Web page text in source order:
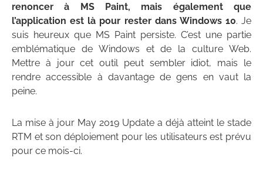
renoncer à MS Paint, mais également que
l’application est là pour rester dans Windows 10. Je
suis heureux que MS Paint persiste. C’est une partie
emblématique de Windows et de la culture Web.
Mettre à jour cet outil peut sembler idiot, mais le
rendre accessible à davantage de gens en vaut la
peine.
La mise à jour May 2019 Update a déjà atteint le stade
RTM et son déploiement pour les utilisateurs est prévu
pour ce mois-ci.